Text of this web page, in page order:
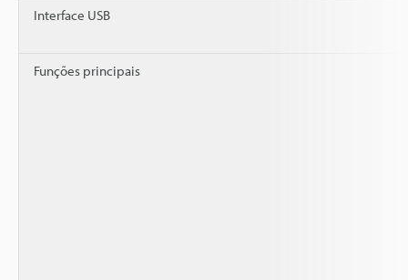
Interface USB
Funções principais